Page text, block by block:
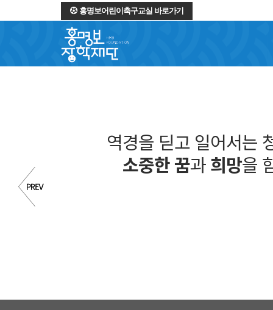
홍명보어린이축구교실 바로가기
역경을 딛고 일어서는
소중한 꿈과희망을